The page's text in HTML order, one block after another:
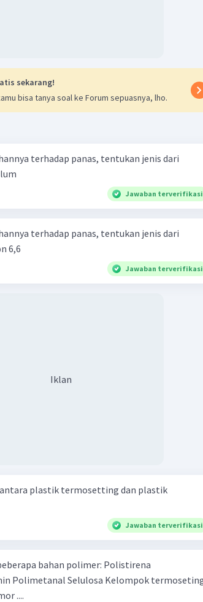
sekarang!
bisa tanya soal ke Forum sepuasnya, lho.
terhadap panas, tentukan jenis dari
Amilum
Jawaban terverifikasi
terhadap panas, tentukan jenis dari
Nilon 6,6
Jawaban terverifikasi
Iklan
plastik termosetting dan plastik
Jawaban terverifikasi
bahan polimer: Polistirena
....